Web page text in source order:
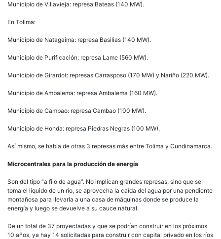
Municipio de Villavieja: represa Bateas (140 MW).
En Tolima:
Municipio de Natagaima: represa Basilias (140 MW).
Municipio de Purificación: represa Lame (560 MW).
Municipio de Girardot: represas Carrasposo (170 MW) y Nariño (220 MW).
Municipio de Ambalema: represa Ambalema (160 MW).
Municipio de Cambao: represa Cambao (100 MW).
Municipio de Honda: represa Piedras Negras (100 MW).
Así mismo, se habla de otras 3 represas más entre Tolima y Cundinamarca.
Microcentrales para la producción de energía
Son del tipo “a filo de agua”. No implican grandes represas, sino que se
toma el líquido de un río, se aprovecha la caída del agua por una pendiente
montañosa para llevarla a una casa de máquinas donde se produce la
energía y luego se devuelve a su cauce natural.
De un total de 37 proyectadas y que se podrían construir en los próximos
10 años, ya hay 14 solicitadas para construir con capital privado en los ríos